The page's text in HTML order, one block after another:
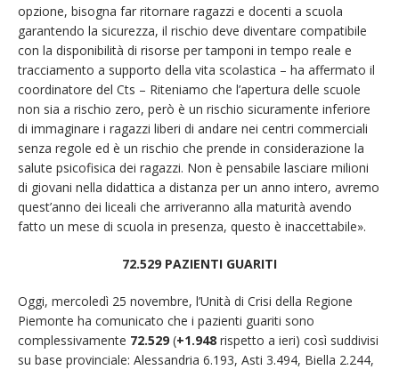
opzione, bisogna far ritornare ragazzi e docenti a scuola
garantendo la sicurezza, il rischio deve diventare compatibile
con la disponibilità di risorse per tamponi in tempo reale e
tracciamento a supporto della vita scolastica – ha affermato il
coordinatore del Cts – Riteniamo che l’apertura delle scuole
non sia a rischio zero, però è un rischio sicuramente inferiore
di immaginare i ragazzi liberi di andare nei centri commerciali
senza regole ed è un rischio che prende in considerazione la
salute psicofisica dei ragazzi. Non è pensabile lasciare milioni
di giovani nella didattica a distanza per un anno intero, avremo
quest’anno dei liceali che arriveranno alla maturità avendo
fatto un mese di scuola in presenza, questo è inaccettabile».
72.529 PAZIENTI GUARITI
Oggi, mercoledì 25 novembre, l’Unità di Crisi della Regione
Piemonte ha comunicato che i pazienti guariti sono
complessivamente 72.529 (+1.948 rispetto a ieri) così suddivisi
su base provinciale: Alessandria 6.193, Asti 3.494, Biella 2.244,